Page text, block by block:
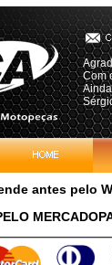
Com
antes pelo